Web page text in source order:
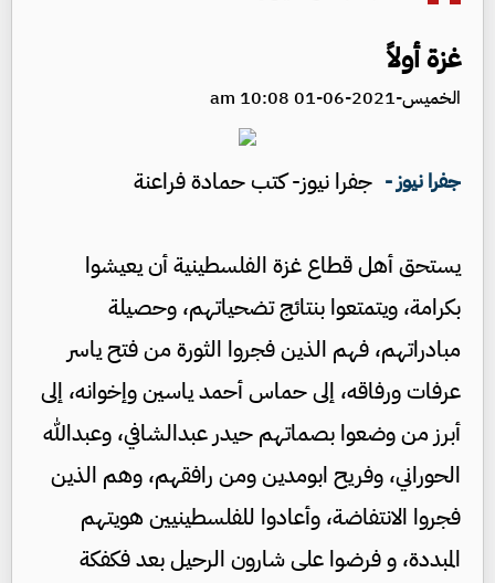
غزة أولاً
الخميس-2021-06-01 10:08 am
جفرا نيوز - جفرا نيوز- كتب حمادة فراعنة
يستحق أهل قطاع غزة الفلسطينية أن يعيشوا
بكرامة، ويتمتعوا بنتائج تضحياتهم، وحصيلة
مبادراتهم، فهم الذين فجروا الثورة من فتح ياسر
عرفات ورفاقه، إلى حماس أحمد ياسين وإخوانه، إلى
أبرز من وضعوا بصماتهم حيدر عبدالشافي، وعبدالله
الحوراني، وفريح ابومدين ومن رافقهم، وهم الذين
فجروا الانتفاضة، وأعادوا للفلسطينيين هويتهم
المبددة، و فرضوا على شارون الرحيل بعد فكفكة